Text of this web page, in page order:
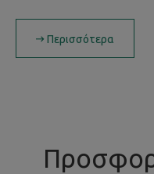
Περισσότερα